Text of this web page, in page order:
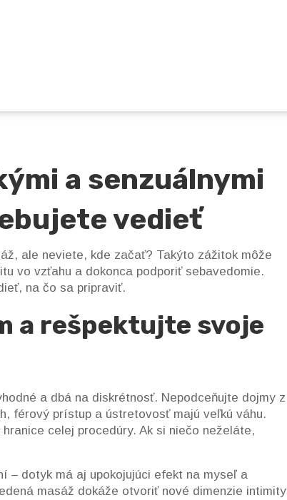
a senzuálnymi
vedieť
ale neviete, kde začať? Takýto zážitok môže
vo vzťahu a dokonca podporiť sebavedomie.
na čo sa pripraviť.
a rešpektujte svoje
a dbá na diskrétnosť. Nepodceňujte dojmy z
férový prístup a ústretovosť majú veľkú váhu.
celej procedúry. Ak si niečo neželáte,
– dotyk má aj upokojujúci efekt na myseľ a
masáž dokáže otvoriť nové dimenzie intimity